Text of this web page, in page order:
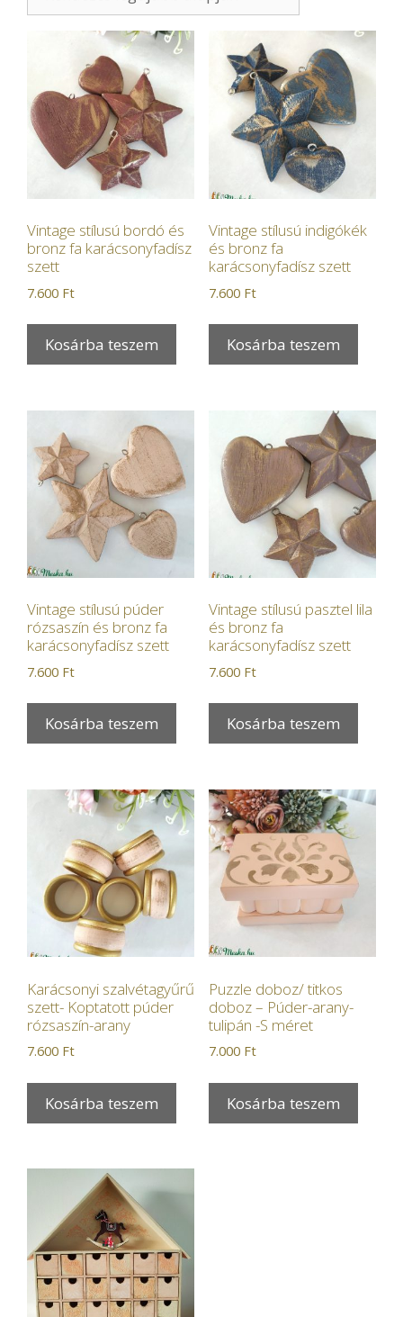
Vintage stílusú bordó és
bronz fa karácsonyfadísz
szett
7.600 Ft
Kosárba teszem
Vintage stílusú indigókék
és bronz fa
karácsonyfadísz szett
7.600 Ft
Kosárba teszem
Vintage stílusú púder
rózsaszín és bronz fa
karácsonyfadísz szett
7.600 Ft
Kosárba teszem
Vintage stílusú pasztel lila
és bronz fa
karácsonyfadísz szett
7.600 Ft
Kosárba teszem
Karácsonyi szalvétagyűrű
szett- Koptatott púder
rózsaszín-arany
7.600 Ft
Kosárba teszem
Puzzle doboz/ titkos
doboz – Púder-arany-
tulipán -S méret
7.000 Ft
Kosárba teszem